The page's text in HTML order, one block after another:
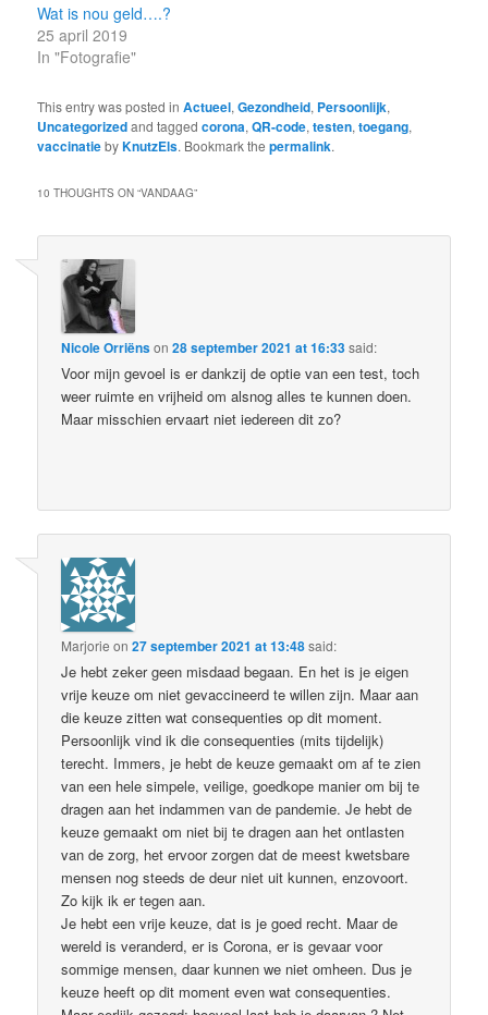
Wat is nou geld….?
25 april 2019
In "Fotografie"
This entry was posted inActueel,Gezondheid, Persoonlijk,
Uncategorizedand taggedcorona,QR-code,testen,toegang,
vaccinatiebyKnutzEls. Bookmark thepermalink.
10 THOUGHTS ON “VANDAAG”
Nicole Orriënson28 september 2021 at 16:33said:
Voor mijn gevoel is er dankzij de optie van een test, toch
weer ruimte en vrijheid om alsnog alles te kunnen doen.
Maar misschien ervaart niet iedereen dit zo?
Marjorie on27 september 2021 at 13:48said:
Je hebt zeker geen misdaad begaan. En het is je eigen
vrije keuze om niet gevaccineerd te willen zijn. Maar aan
die keuze zitten wat consequenties op dit moment.
Persoonlijk vind ik die consequenties (mits tijdelijk)
terecht. Immers, je hebt de keuze gemaakt om af te zien
van een hele simpele, veilige, goedkope manier om bij te
dragen aan het indammen van de pandemie. Je hebt de
keuze gemaakt om niet bij te dragen aan het ontlasten
van de zorg, het ervoor zorgen dat de meest kwetsbare
mensen nog steeds de deur niet uit kunnen, enzovoort.
Zo kijk ik er tegen aan.
Je hebt een vrije keuze, dat is je goed recht. Maar de
wereld is veranderd, er is Corona, er is gevaar voor
sommige mensen, daar kunnen we niet omheen. Dus je
keuze heeft op dit moment even wat consequenties.